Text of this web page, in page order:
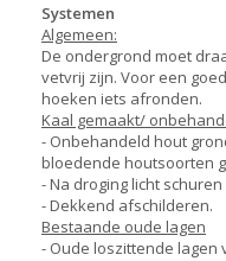
Systemen
Algemeen:
De ondergrond moet
vetvrij zijn. Voor een
hoeken iets afronden.
Kaal gemaakt/
- Onbehandeld hout
bloedende houtsoorten
- Na droging licht
- Dekkend afschilderen.
Bestaande oude lagen
- Oude loszittende lagen